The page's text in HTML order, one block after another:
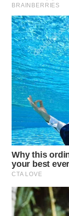
SURABAYA
WN
NATUNA
WN
BINTAN
WN
MANDALIKA
WN
LIKUPANG
WN
LABUANBAJO
WN